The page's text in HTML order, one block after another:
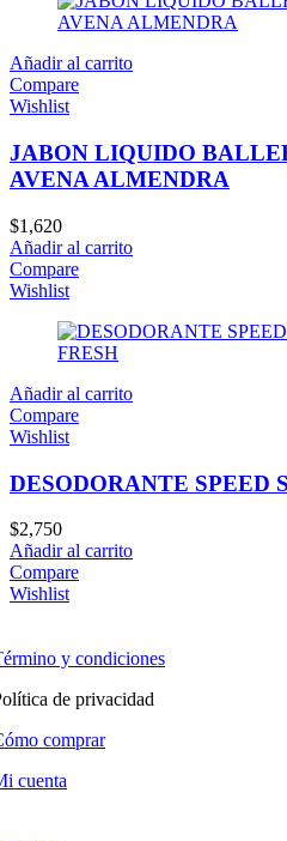
Añadir al carrito
Compare
Wishlist
JABON LIQUIDO
AVENA ALMENDRA
$1,620
Añadir al carrito
Compare
Wishlist
Añadir al carrito
Compare
Wishlist
DESODORANTE SPEED
$2,750
Añadir al carrito
Compare
Wishlist
y condiciones
de privacidad
comprar
cuenta